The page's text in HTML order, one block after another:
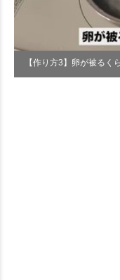
【作り方3】卵が被るく